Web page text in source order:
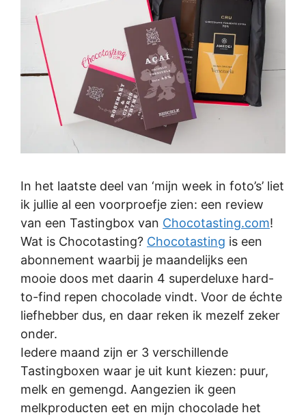
In het laatste deel van ‘mijn week in foto’s’ liet
ik jullie al een voorproefje zien: een review
van een Tastingbox van Chocotasting.com!
Wat is Chocotasting? Chocotasting is een
abonnement waarbij je maandelijks een
mooie doos met daarin 4 superdeluxe hard-
to-find repen chocolade vindt. Voor de échte
liefhebber dus, en daar reken ik mezelf zeker
onder.
Iedere maand zijn er 3 verschillende
Tastingboxen waar je uit kunt kiezen: puur,
melk en gemengd. Aangezien ik geen
melkproducten eet en mijn chocolade het